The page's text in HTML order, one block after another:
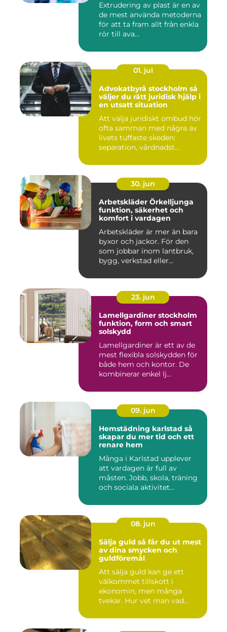
Extrudering av plast är en av
de mest använda metoderna
för att ta fram allt från enkla
rör till ava...
01. jul
Advokatbyrå stockholm så
väljer du rätt juridisk hjälp i
en utsatt situation
Att välja juridiskt ombud hör
ofta samman med några av
livets tuffaste skeden:
separation, vårdnadst...
30. jun
Arbetskläder Örkelljunga
funktion, säkerhet och
komfort i vardagen
Arbetskläder är mer än bara
byxor och jackor. För den
som jobbar inom lantbruk,
bygg, verkstad eller...
23. jun
Lamellgardiner stockholm
funktion, form och smart
solskydd
Lamellgardiner är ett av de
mest flexibla solskydden för
både hem och kontor. De
kombinerar enkel lj...
09. jun
Hemstädning karlstad så
skapar du mer tid och ett
renare hem
Många i Karlstad upplever
att vardagen är full av
måsten. Jobb, skola, träning
och sociala aktivitet...
08. jun
Sälja guld så får du ut mest
av dina smycken och
guldföremål
Att sälja guld kan ge ett
välkommet tillskott i
ekonomin, men många
tvekar. Hur vet man vad